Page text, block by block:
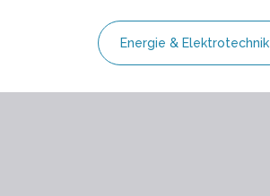
Energie & Elektrotechnik